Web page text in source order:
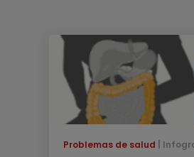
Problemas de salud